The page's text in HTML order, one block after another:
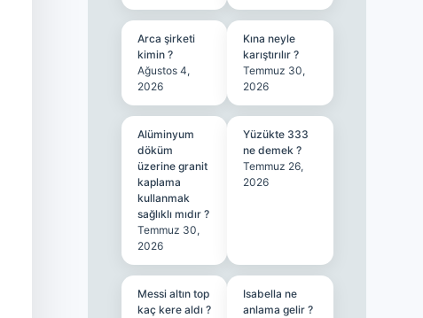
Arca şirketi
kimin ?
Ağustos 4,
2026
Kına neyle
karıştırılır ?
Temmuz 30,
2026
Alüminyum
döküm
üzerine granit
kaplama
kullanmak
sağlıklı mıdır ?
Temmuz 30,
2026
Yüzükte 333
ne demek ?
Temmuz 26,
2026
Messi altın top
kaç kere aldı ?
Isabella ne
anlama gelir ?